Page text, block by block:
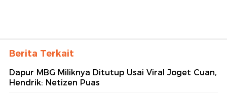
Berita Terkait
Dapur MBG Miliknya Ditutup Usai Viral Joget Cuan,
Hendrik: Netizen Puas